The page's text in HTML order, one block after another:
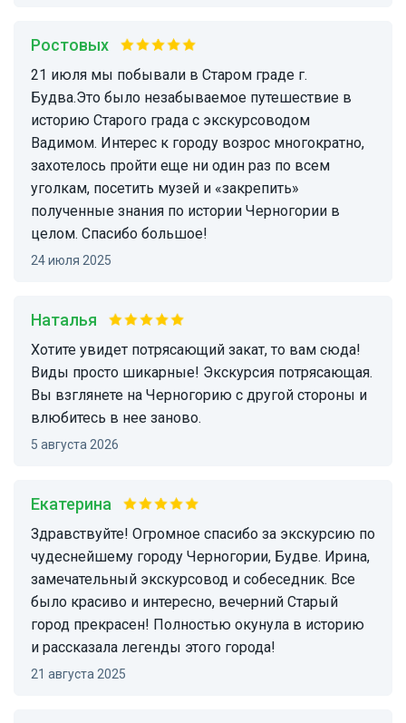
Ростовых
21 июля мы побывали в Старом граде г.
Будва.Это было незабываемое путешествие в
историю Старого града с экскурсоводом
Вадимом. Интерес к городу возрос многократно,
захотелось пройти еще ни один раз по всем
уголкам, посетить музей и «закрепить»
полученные знания по истории Черногории в
целом. Спасибо большое!
24 июля 2025
Наталья
Хотите увидет потрясающий закат, то вам сюда!
Виды просто шикарные! Экскурсия потрясающая.
Вы взглянете на Черногорию с другой стороны и
влюбитесь в нее заново.
5 августа 2026
Екатерина
Здравствуйте! Огромное спасибо за экскурсию по
чудеснейшему городу Черногории, Будве. Ирина,
замечательный экскурсовод и собеседник. Все
было красиво и интересно, вечерний Старый
город прекрасен! Полностью окунула в историю
и рассказала легенды этого города!
21 августа 2025